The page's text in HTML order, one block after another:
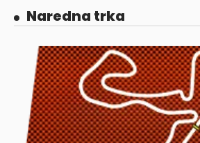
Naredna trka